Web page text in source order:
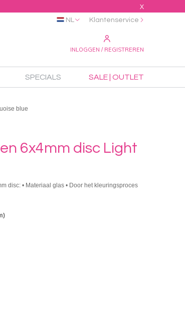
X
INLOGGEN / REGISTREREN
NL Klantenservice
SPECIALS SALE | OUTLET
blue
6x4mm disc Light
disc: • Materiaal glas • Door het kleuringsproces